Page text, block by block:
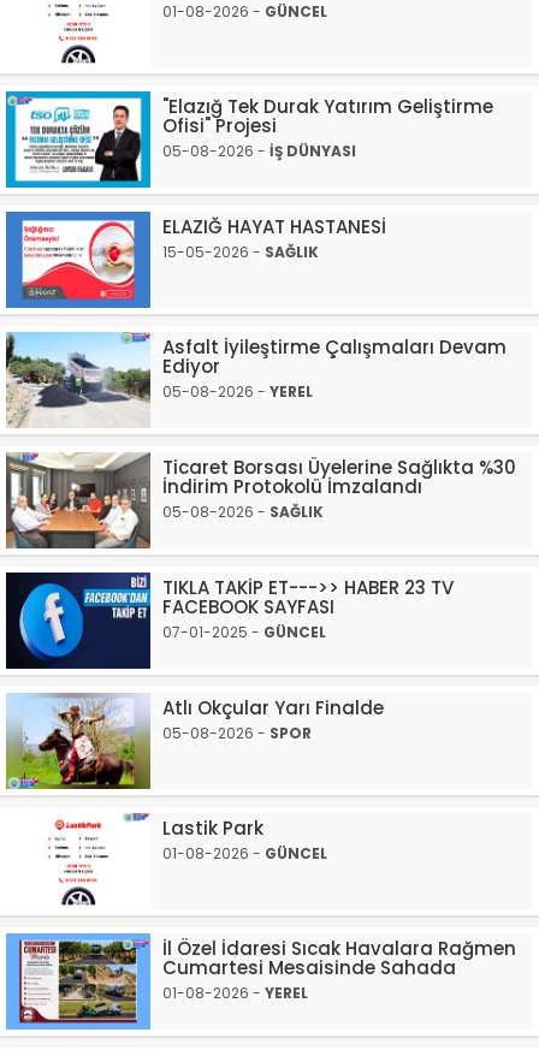
01-08-2026 - GÜNCEL
"Elazığ Tek Durak Yatırım Geliştirme
Ofisi" Projesi
05-08-2026 - İŞ DÜNYASI
ELAZIĞ HAYAT HASTANESİ
15-05-2026 - SAĞLIK
Asfalt İyileştirme Çalışmaları Devam
Ediyor
05-08-2026 - YEREL
Ticaret Borsası Üyelerine Sağlıkta %30
İndirim Protokolü İmzalandı
05-08-2026 - SAĞLIK
TIKLA TAKİP ET--->> HABER 23 TV
FACEBOOK SAYFASI
07-01-2025 - GÜNCEL
Atlı Okçular Yarı Finalde
05-08-2026 - SPOR
Lastik Park
01-08-2026 - GÜNCEL
İl Özel İdaresi Sıcak Havalara Rağmen
Cumartesi Mesaisinde Sahada
01-08-2026 - YEREL